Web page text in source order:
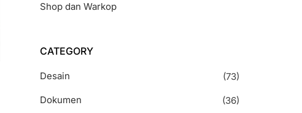
Shop dan Warkop
CATEGORY
Desain
(73)
Dokumen
(36)